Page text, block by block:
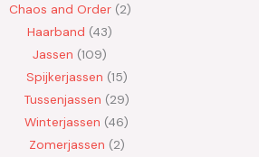
Chaos and Order 2
Haarband 43
Jassen 109
Spijkerjassen 15
Tussenjassen 29
Winterjassen 46
Zomerjassen 2